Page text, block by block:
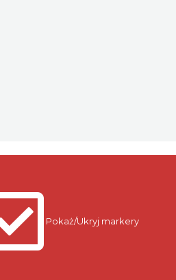
Pokaż/Ukryj markery